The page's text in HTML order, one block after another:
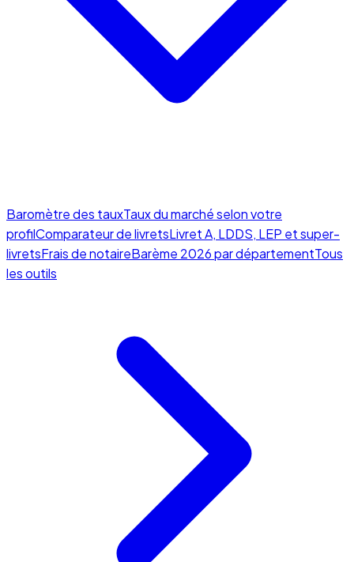
Baromètre des tauxTaux du marché selon votre
profilComparateur de livretsLivret A, LDDS, LEP et super-
livretsFrais de notaireBarème 2026 par départementTous
les outils